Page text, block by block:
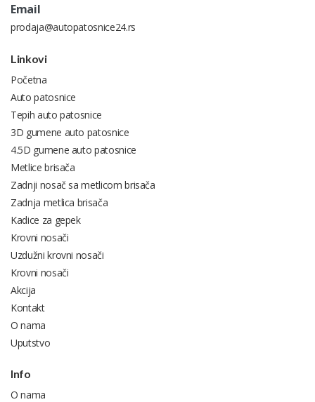
Email
prodaja@autopatosnice24.rs
Linkovi
Početna
Auto patosnice
Tepih auto patosnice
3D gumene auto patosnice
4.5D gumene auto patosnice
Metlice brisača
Zadnji nosač sa metlicom brisača
Zadnja metlica brisača
Kadice za gepek
Krovni nosači
Uzdužni krovni nosači
Krovni nosači
Akcija
Kontakt
O nama
Uputstvo
Info
O nama